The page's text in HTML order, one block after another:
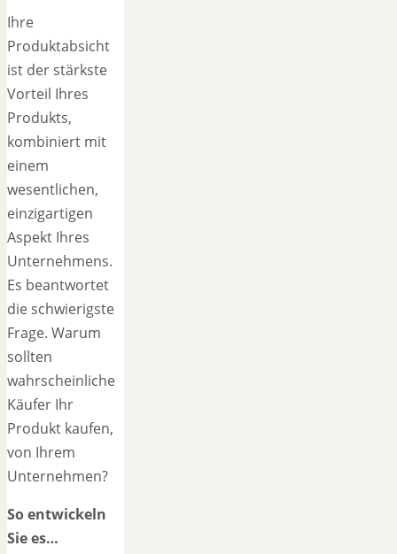
Ihre
Produktabsicht
ist der stärkste
Vorteil Ihres
Produkts,
kombiniert mit
einem
wesentlichen,
einzigartigen
Aspekt Ihres
Unternehmens.
Es beantwortet
die schwierigste
Frage. Warum
sollten
wahrscheinliche
Käufer Ihr
Produkt kaufen,
von Ihrem
Unternehmen?
So entwickeln
Sie es…